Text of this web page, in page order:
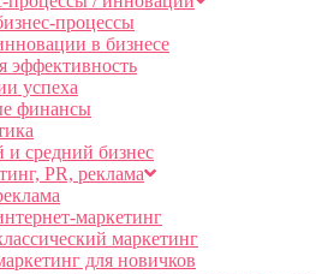
процессы
в бизнесе
эффективность
успеха
финансы
средний бизнес
PR, реклама
маркетинг
маркетинг
для новичков